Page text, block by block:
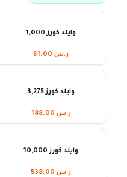
1,000 وايلد كورز
ر.س 61.00
3,275 وايلد كورز
ر.س 188.00
10,000 وايلد كورز
ر.س 538.00